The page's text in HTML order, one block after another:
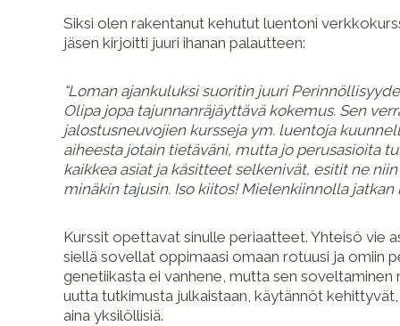
Siksi olen rakentanut kehutut luentoni
jäsen kirjoitti juuri ihanan palautteen:
“Loman ajankuluksi suoritin juuri
Olipa jopa tajunnanräjäyttävä kokemus. Sen
jalostusneuvojien kursseja ym. luentoja
aiheesta jotain tietäväni, mutta jo perusasioita
kaikkea asiat ja käsitteet selkenivät, esitit ne niin
minäkin tajusin. Iso kiitos! Mielenkiinnolla jatkan
Kurssit opettavat sinulle periaatteet. Yhteisö vie
siellä sovellat oppimaasi omaan rotuusi ja omiin
genetiikasta ei vanhene, mutta sen soveltaminen
uutta tutkimusta julkaistaan, käytännöt
aina yksilöllisiä.